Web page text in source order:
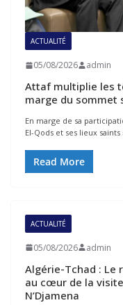
ACTUALITÉ
05/08/2026 admin
Attaf multiplie les
marge du sommet
En marge de sa
El-Qods et ses lieux saints
Read More
ACTUALITÉ
05/08/2026 admin
Algérie-Tchad : Le
au cœur de la
N’Djamena